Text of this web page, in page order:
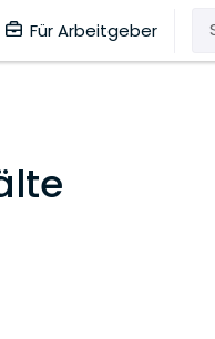
Für Arbeitgeber